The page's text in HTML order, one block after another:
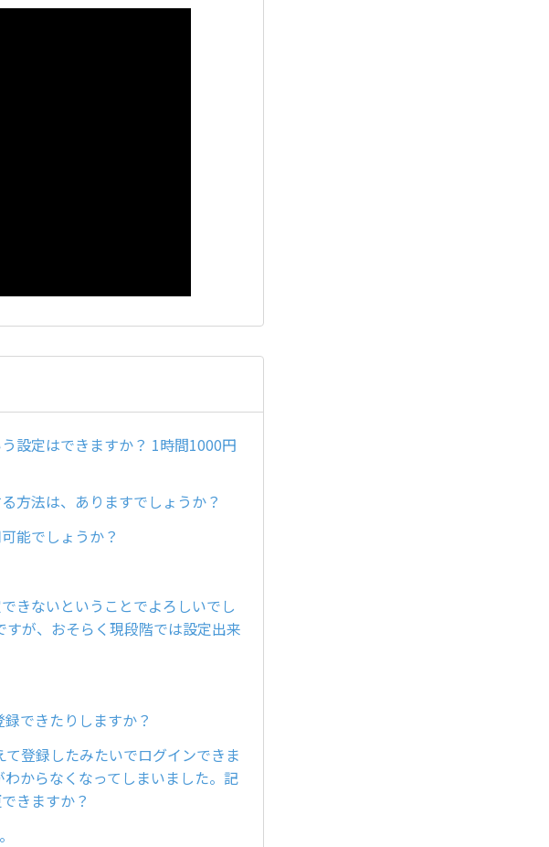
設定はできますか？ 1時間1000円
方法は、ありますでしょうか？
能でしょうか？
きないということでよろしいでし
が、おそらく現段階では設定出来
できたりしますか？
登録したみたいでログインできま
からなくなってしまいました。記
きますか？